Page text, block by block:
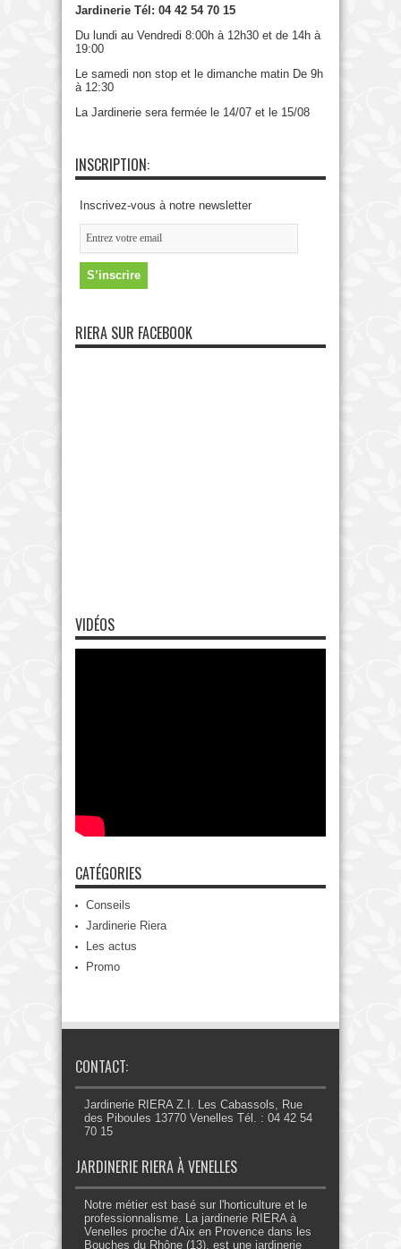
Jardinerie Tél: 04 42 54 70 15
Du lundi au Vendredi 8:00h à 12h30 et de 14h à
19:00
Le samedi non stop et le dimanche matin De 9h
à 12:30
La Jardinerie sera fermée le 14/07 et le 15/08
INSCRIPTION:
Inscrivez-vous à notre newsletter
RIERA SUR FACEBOOK
VIDÉOS
CATÉGORIES
Conseils
Jardinerie Riera
Les actus
Promo
CONTACT:
Jardinerie RIERA Z.I. Les Cabassols, Rue
des Piboules 13770 Venelles Tél. : 04 42 54
70 15
JARDINERIE RIERA À VENELLES
Notre métier est basé sur l'horticulture et le
professionnalisme. La jardinerie RIERA à
Venelles proche d'Aix en Provence dans les
Bouches du Rhône (13), est une jardinerie